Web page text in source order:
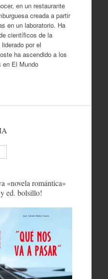
en un restaurante
creada a partir
en un laboratorio. Ha
científicos de la
por el
ha ascendido a los
en El Mundo
«novela romántica»
ed. bolsillo!